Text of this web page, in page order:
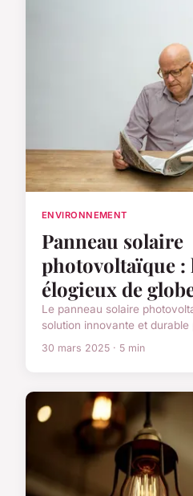
ENVIRONNEMENT
Panneau solaire
photovoltaïque :
élogieux de
Le panneau solaire
solution innovante et
30 mars 2025 · 5 min